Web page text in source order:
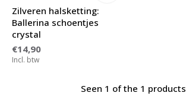
Zilveren halsketting:
Ballerina schoentjes
crystal
€14,90
Incl. btw
Seen 1 of the 1 products